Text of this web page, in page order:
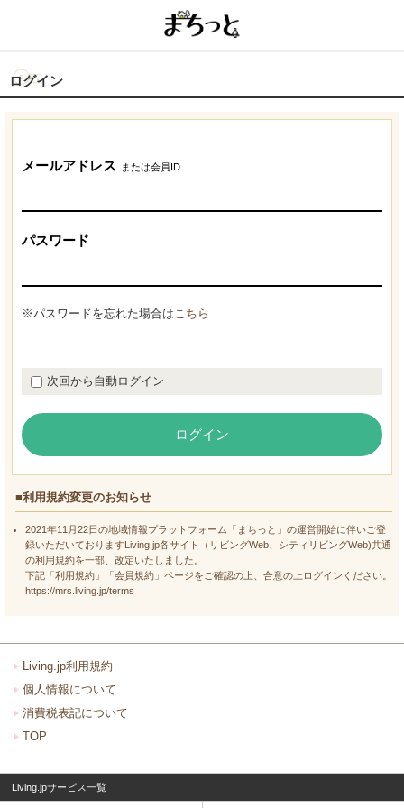
ログイン
メールアドレス または会員ID
パスワード
※パスワードを忘れた場合はこちら
次回から自動ログイン
ログイン
■利用規約変更のお知らせ
2021年11月22日の地域情報プラットフォーム「まちっと」の運営開始に伴いご登
録いただいておりますLiving.jp各サイト（リビングWeb、シティリビングWeb)共通
の利用規約を一部、改定いたしました。
下記「利用規約」「会員規約」ページをご確認の上、合意の上ログインください。
https://mrs.living.jp/terms
Living.jp利用規約
個人情報について
消費税表記について
TOP
Living.jpサービス一覧